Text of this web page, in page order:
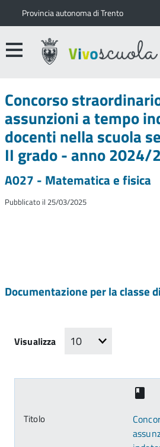
Provincia autonoma di Trento
Concorso
assunzioni a tempo
docenti nella scuola
II grado - anno 2024/
A027 - Matematica e fisica
Pubblicato il 25/03/2025
Documentazione per la classe
Visualizza